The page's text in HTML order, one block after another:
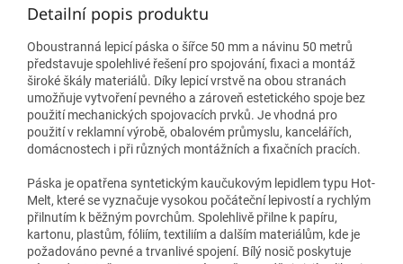
Detailní popis produktu
Oboustranná lepicí páska o šířce 50 mm a návinu 50 metrů
představuje spolehlivé řešení pro spojování, fixaci a montáž
široké škály materiálů. Díky lepicí vrstvě na obou stranách
umožňuje vytvoření pevného a zároveň estetického spoje bez
použití mechanických spojovacích prvků. Je vhodná pro
použití v reklamní výrobě, obalovém průmyslu, kancelářích,
domácnostech i při různých montážních a fixačních pracích.
Páska je opatřena syntetickým kaučukovým lepidlem typu Hot-
Melt, které se vyznačuje vysokou počáteční lepivostí a rychlým
přilnutím k běžným povrchům. Spolehlivě přilne k papíru,
kartonu, plastům, fóliím, textiliím a dalším materiálům, kde je
požadováno pevné a trvanlivé spojení. Bílý nosič poskytuje